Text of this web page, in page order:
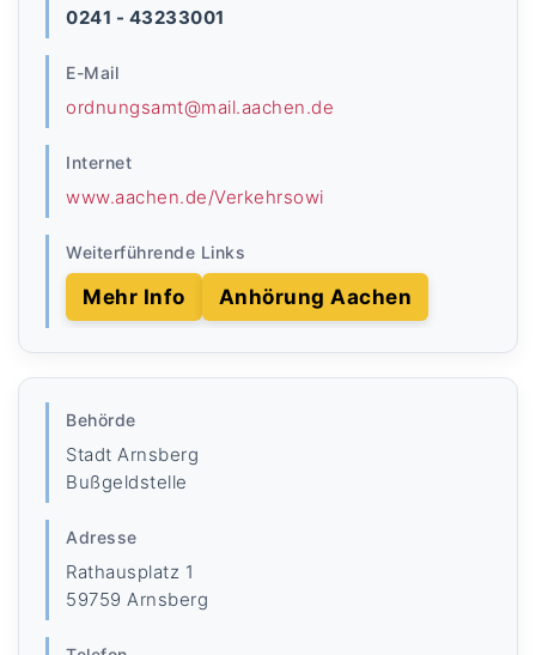
0241 - 43233001
E-Mail
ordnungsamt@mail.aachen.de
Internet
www.aachen.de/Verkehrsowi
Weiterführende Links
Mehr Info Anhörung Aachen
Behörde
Stadt Arnsberg
Bußgeldstelle
Adresse
Rathausplatz 1
59759 Arnsberg